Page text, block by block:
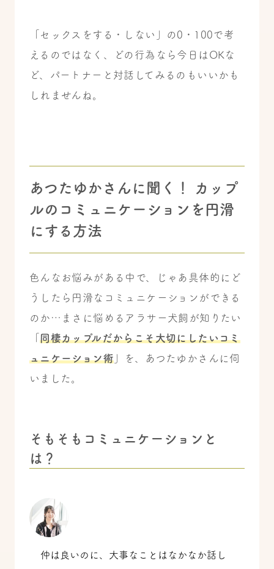
「セックスをする・しない」の0・100で考
えるのではなく、どの行為なら今日はOKな
ど、パートナーと対話してみるのもいいかも
しれませんね。
あつたゆかさんに聞く！ カップ
ルのコミュニケーションを円滑
にする方法
色んなお悩みがある中で、じゃあ具体的にど
うしたら円滑なコミュニケーションができる
のか…まさに悩めるアラサー犬飼が知りたい
「同棲カップルだからこそ大切にしたいコミ
ュニケーション術」を、あつたゆかさんに伺
いました。
そもそもコミュニケーションと
は？
仲は良いのに、大事なことはなかなか話し